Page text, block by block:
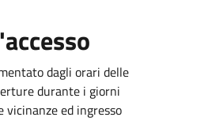
dagli orari delle
durante i giorni
vicinanze ed ingresso